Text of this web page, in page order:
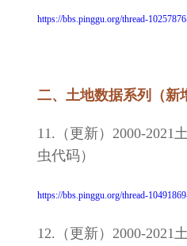
https://bbs.pinggu.org/thread-
二、土地数据系列（新
11.（更新）2000-2021
虫代码）
https://bbs.pinggu.org/thread-
12.（更新）2000-2021